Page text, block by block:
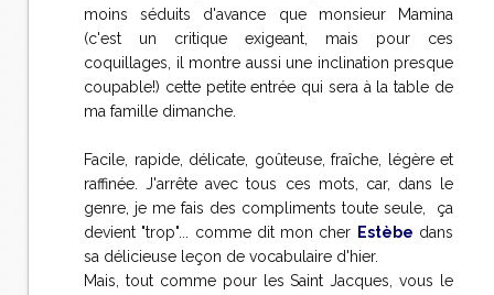
moins séduits d'avance que monsieur Mamina
(c'est un critique exigeant, mais pour ces
coquillages, il montre aussi une inclination presque
coupable!) cette petite entrée qui sera à la table de
ma famille dimanche.
Facile, rapide, délicate, goûteuse, fraîche, légère et
raffinée. J'arrête avec tous ces mots, car, dans le
genre, je me fais des compliments toute seule, ça
devient "trop"... comme dit mon cher Estèbe dans
sa délicieuse leçon de vocabulaire d'hier.
Mais, tout comme pour les Saint Jacques, vous le